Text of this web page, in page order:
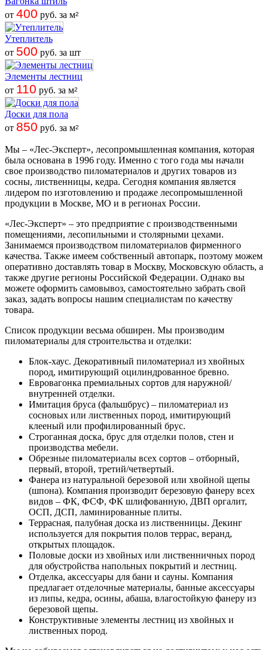
от 400 руб. за м2
Утеплитель
от 500 руб. за шт
Элементы лестниц
от 110 руб. за м2
Доски для пола
от 850 руб. за м2
Мы – «Лес-Эксперт», лесопромышленная компания, которая
была основана в 1996 году. Именно с того года мы начали
свое производство пиломатериалов и других товаров из
сосны, лиственницы, кедра. Сегодня компания является
лидером по изготовлению и продаже лесопромышленной
продукции в Москве, МО и в регионах России.
«Лес-Эксперт» – это предприятие с производственными
помещениями, лесопильными и столярными цехами.
Занимаемся производством пиломатериалов фирменного
качества. Также имеем собственный автопарк, поэтому можем
оперативно доставлять товар в Москву, Московскую область, а
также другие регионы Российской Федерации. Однако вы
можете оформить самовывоз, самостоятельно забрать свой
заказ, задать вопросы нашим специалистам по качеству
товара.
Список продукции весьма обширен. Мы производим
пиломатериалы для строительства и отделки:
Блок-хаус. Декоративный пиломатериал из хвойных
пород, имитирующий оцилиндрованное бревно.
Евровагонка премиальных сортов для наружной/
внутренней отделки.
Имитация бруса (фальшбрус) – пиломатериал из
сосновых или лиственных пород, имитирующий
клееный или профилированный брус.
Строганная доска, брус для отделки полов, стен и
производства мебели.
Обрезные пиломатериалы всех сортов – отборный,
первый, второй, третий/четвертый.
Фанера из натуральной березовой или хвойной щепы
(шпона). Компания производит березовую фанеру всех
видов – ФК, ФСФ, ФК шлифованную, ДВП оргалит,
ОСП, ДСП, ламинированные плиты.
Террасная, палубная доска из лиственницы. Декинг
используется для покрытия полов террас, веранд,
открытых площадок.
Половые доски из хвойных или лиственничных пород
для обустройства напольных покрытий и лестниц.
Отделка, аксессуары для бани и сауны. Компания
предлагает отделочные материалы, банные аксессуары
из липы, кедра, осины, абаша, влагостойкую фанеру из
березовой щепы.
Конструктивные элементы лестниц из хвойных и
лиственных пород.